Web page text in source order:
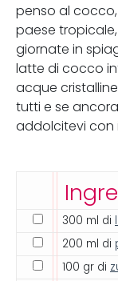
penso al
paese
giornate in
latte di cocco
acque
tutti e se
addolcitevi con
300 ml di
200 ml di
100 gr di